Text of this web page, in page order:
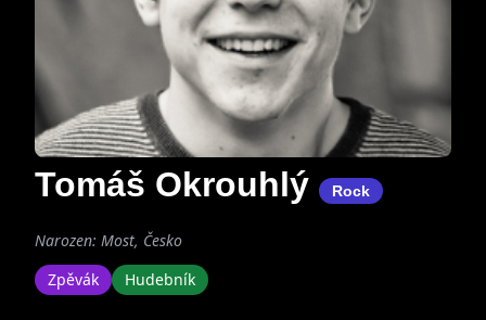
Tomáš Okrouhlý Rock
Narozen: Most, Česko
Zpěvák
Hudebník